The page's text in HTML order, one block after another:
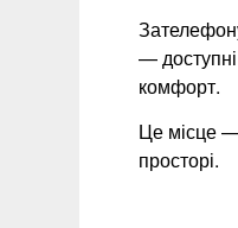
—
комфорт.
Це місце —
просторі.